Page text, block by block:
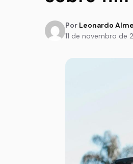
Por Leonardo
11 de novembro de